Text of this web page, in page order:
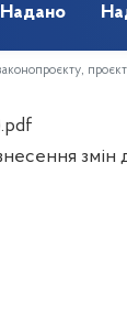
Надано
змін